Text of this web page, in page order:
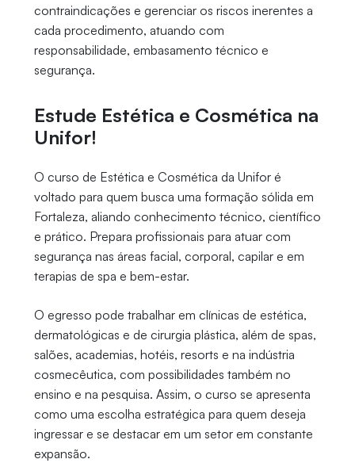
contraindicações e gerenciar os riscos inerentes a
cada procedimento, atuando com
responsabilidade, embasamento técnico e
segurança.
Estude Estética e Cosmética na
Unifor!
O curso de Estética e Cosmética da Unifor é
voltado para quem busca uma formação sólida em
Fortaleza, aliando conhecimento técnico, científico
e prático. Prepara profissionais para atuar com
segurança nas áreas facial, corporal, capilar e em
terapias de spa e bem-estar.
O egresso pode trabalhar em clínicas de estética,
dermatológicas e de cirurgia plástica, além de spas,
salões, academias, hotéis, resorts e na indústria
cosmecêutica, com possibilidades também no
ensino e na pesquisa. Assim, o curso se apresenta
como uma escolha estratégica para quem deseja
ingressar e se destacar em um setor em constante
expansão.